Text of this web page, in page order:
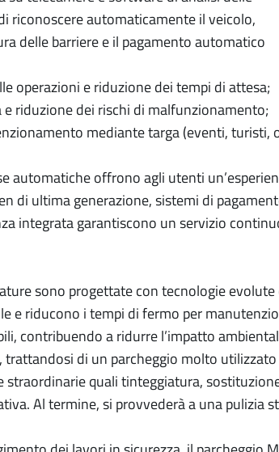
riconoscere automaticamente il veicolo,
delle barriere e il pagamento automatico
operazioni e riduzione dei tempi di attesa;
e riduzione dei rischi di malfunzionamento;
mediante targa (eventi, turisti,
automatiche offrono agli utenti
di ultima generazione, sistemi di
integrata garantiscono un servizio
sono progettate con tecnologie
e riducono i tempi di fermo per
contribuendo a ridurre l’impatto
trattandosi di un parcheggio molto
quali tinteggiatura,
Al termine, si provvederà a una pulizia